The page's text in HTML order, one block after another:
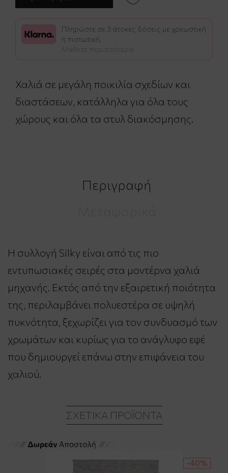
Πληρώστε σε 3 άτοκες δόσεις με χρεωστική
ή πιστωτική.
Μάθετε περισσότερα
Χαλιά σε μεγάλη ποικιλία σχεδίων και
διαστάσεων, κατάλληλα για όλα τους
χώρους και όλα τα στυλ διακόσμησης.
Περιγραφή
Η συλλογή Silky είναι από τις πιο
εντυπωσιακές σειρές στα μοντέρνα χαλιά
μηχανής. Εκτός από την εξαιρετική ποιότητα
της, περιλαμβάνει πολυεστέρα σε υψηλή
πυκνότητα, ξεχωρίζει για τον συνδυασμό των
χρωμάτων και κυρίως για το ανάγλυφο εφέ
που δημιουργεί επάνω στην επιφάνεια του
χαλιού.
ΣΧΕΤΙΚΆ ΠΡΟΪΌΝΤΑ
-40%